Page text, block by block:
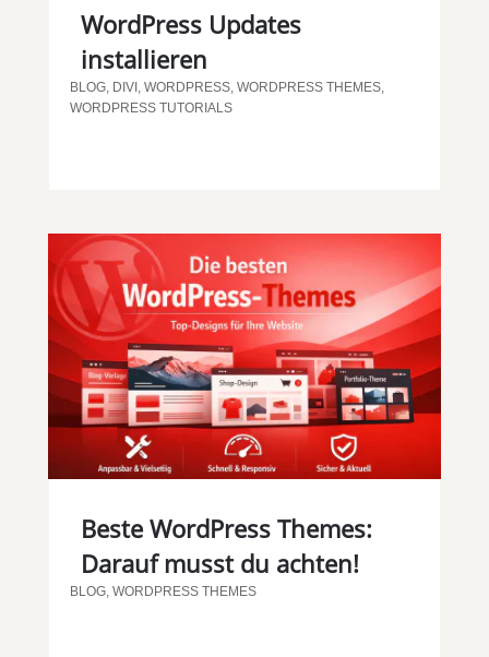
WordPress Updates
installieren
BLOG, DIVI, WORDPRESS, WORDPRESS THEMES,
WORDPRESS TUTORIALS
Beste WordPress Themes:
Darauf musst du achten!
BLOG, WORDPRESS THEMES